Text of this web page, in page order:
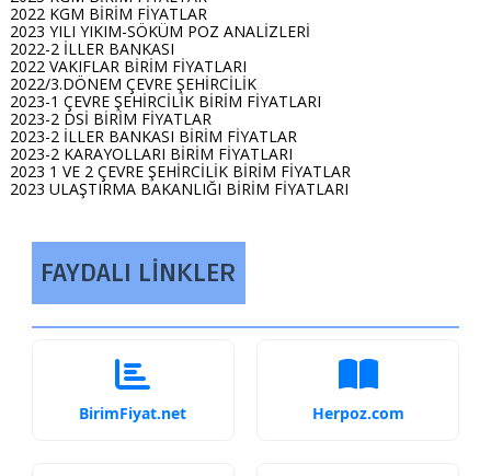
2022 KGM BİRİM FİYATLAR
2023 YILI YIKIM-SÖKÜM POZ ANALİZLERİ
2022-2 İLLER BANKASI
2022 VAKIFLAR BİRİM FİYATLARI
2022/3.DÖNEM ÇEVRE ŞEHİRCİLİK
2023-1 ÇEVRE ŞEHİRCİLİK BİRİM FİYATLARI
2023-2 DSİ BİRİM FİYATLAR
2023-2 İLLER BANKASI BİRİM FİYATLAR
2023-2 KARAYOLLARI BİRİM FİYATLARI
2023 1 VE 2 ÇEVRE ŞEHİRCİLİK BİRİM FİYATLAR
2023 ULAŞTIRMA BAKANLIĞI BİRİM FİYATLARI
FAYDALI LİNKLER
BirimFiyat.net Herpoz.com